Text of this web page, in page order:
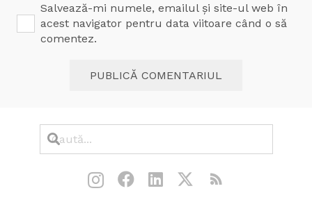
Salvează-mi numele, emailul și site-ul web în
acest navigator pentru data viitoare când o să
comentez.
PUBLICĂ COMENTARIUL